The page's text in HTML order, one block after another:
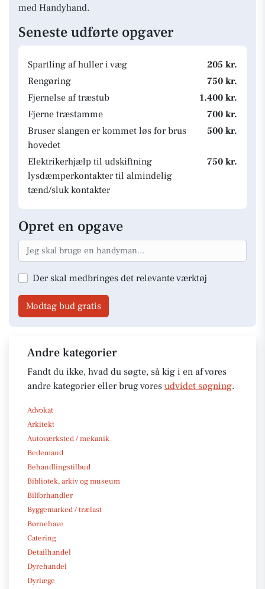
med Handyhand.
Seneste udførte opgaver
Spartling af huller i væg
205 kr.
Rengøring
750 kr.
Fjernelse af træstub
1.400 kr.
Fjerne træstamme
700 kr.
Bruser slangen er kommet løs for brus
hovedet
500 kr.
Elektrikerhjælp til udskiftning
lysdæmperkontakter til almindelig
tænd/sluk kontakter
750 kr.
Opret en opgave
Der skal medbringes det relevante værktøj
Modtag bud gratis
Andre kategorier
Fandt du ikke, hvad du søgte, så kig i en af vores
andre kategorier eller brug vores udvidet søgning.
Advokat
Arkitekt
Autoværksted / mekanik
Bedemand
Behandlingstilbud
Bibliotek, arkiv og museum
Bilforhandler
Byggemarked / trælast
Børnehave
Catering
Detailhandel
Dyrehandel
Dyrlæge